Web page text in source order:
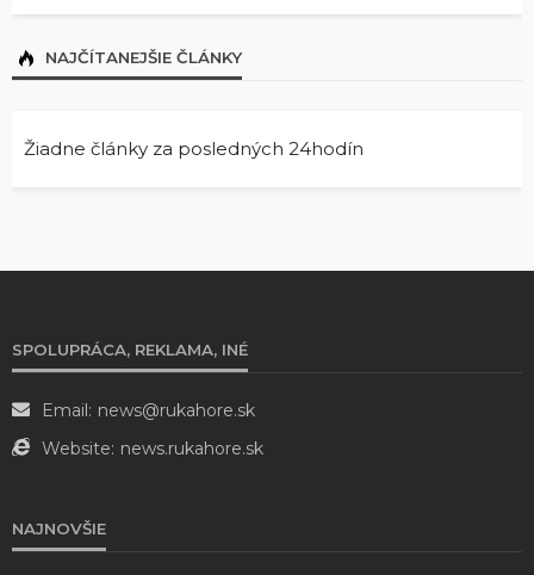
NAJČÍTANEJŠIE ČLÁNKY
Žiadne články za posledných 24hodín
SPOLUPRÁCA, REKLAMA, INÉ
Email: news@rukahore.sk
Website: news.rukahore.sk
NAJNOVŠIE